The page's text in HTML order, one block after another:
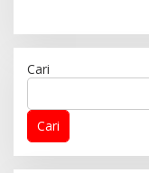
Cari
Cari